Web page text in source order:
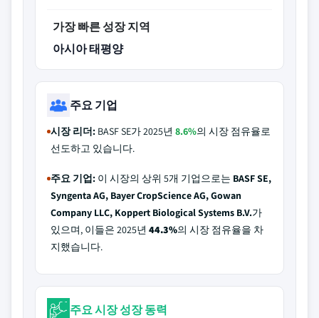
가장 빠른 성장 지역
아시아 태평양
주요 기업
시장 리더: BASF SE가 2025년 8.6%의 시장 점유율로
선도하고 있습니다.
주요 기업: 이 시장의 상위 5개 기업으로는 BASF SE,
Syngenta AG, Bayer CropScience AG, Gowan
Company LLC, Koppert Biological Systems B.V.가
있으며, 이들은 2025년 44.3%의 시장 점유율을 차
지했습니다.
주요 시장 성장 동력